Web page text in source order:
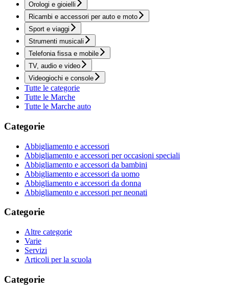
Orologi e gioielli
Ricambi e accessori per auto e moto
Sport e viaggi
Strumenti musicali
Telefonia fissa e mobile
TV, audio e video
Videogiochi e console
Tutte le categorie
Tutte le Marche
Tutte le Marche auto
Categorie
Abbigliamento e accessori
Abbigliamento e accessori per occasioni speciali
Abbigliamento e accessori da bambini
Abbigliamento e accessori da uomo
Abbigliamento e accessori da donna
Abbigliamento e accessori per neonati
Categorie
Altre categorie
Varie
Servizi
Articoli per la scuola
Categorie